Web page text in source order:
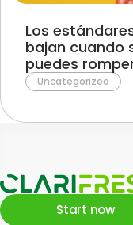
Los
bajan cuando
puedes
Uncategorized
Start now